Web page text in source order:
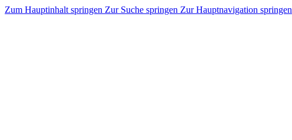
Zum Hauptinhalt springen Zur Suche springen Zur Hauptnavigation springen